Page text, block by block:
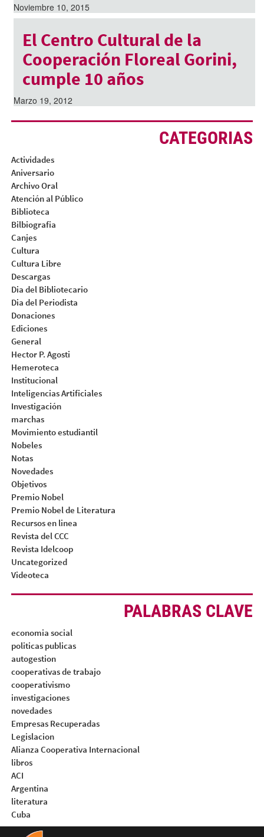
Noviembre 10, 2015
El Centro Cultural de la
Cooperación Floreal Gorini,
cumple 10 años
Marzo 19, 2012
CATEGORIAS
Actividades
Aniversario
Archivo Oral
Atención al Público
Biblioteca
Bilbiografia
Canjes
Cultura
Cultura Libre
Descargas
Dia del Bibliotecario
Dia del Periodista
Donaciones
Ediciones
General
Hector P. Agosti
Hemeroteca
Institucional
Inteligencias Artificiales
Investigación
marchas
Movimiento estudiantil
Nobeles
Notas
Novedades
Objetivos
Premio Nobel
Premio Nobel de Literatura
Recursos en linea
Revista del CCC
Revista Idelcoop
Uncategorized
Videoteca
PALABRAS CLAVE
economia social
politicas publicas
autogestion
cooperativas de trabajo
cooperativismo
investigaciones
novedades
Empresas Recuperadas
Legislacion
Alianza Cooperativa Internacional
libros
ACI
Argentina
literatura
Cuba